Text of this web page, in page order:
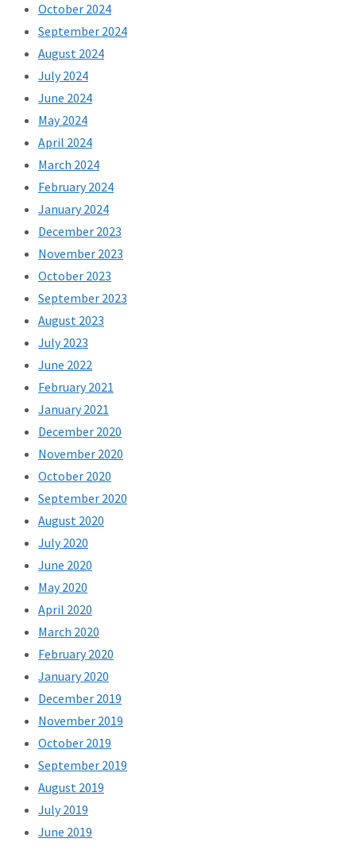
October 2024
September 2024
August 2024
July 2024
June 2024
May 2024
April 2024
March 2024
February 2024
January 2024
December 2023
November 2023
October 2023
September 2023
August 2023
July 2023
June 2022
February 2021
January 2021
December 2020
November 2020
October 2020
September 2020
August 2020
July 2020
June 2020
May 2020
April 2020
March 2020
February 2020
January 2020
December 2019
November 2019
October 2019
September 2019
August 2019
July 2019
June 2019